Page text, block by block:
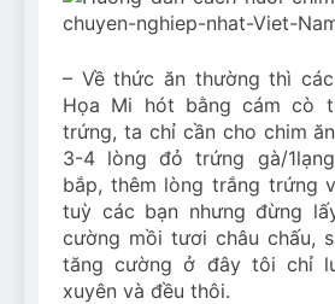
– Về thức ăn thường thì
Họa Mi hót bằng cám cò
trứng, ta chỉ cần cho chim
3-4 lòng đỏ trứng gà/
bắp, thêm lòng trắng trứng
tuỳ các bạn nhưng đừng
cường mồi tươi châu chấu,
tăng cường ở đây tôi chỉ
xuyên và đều thôi.